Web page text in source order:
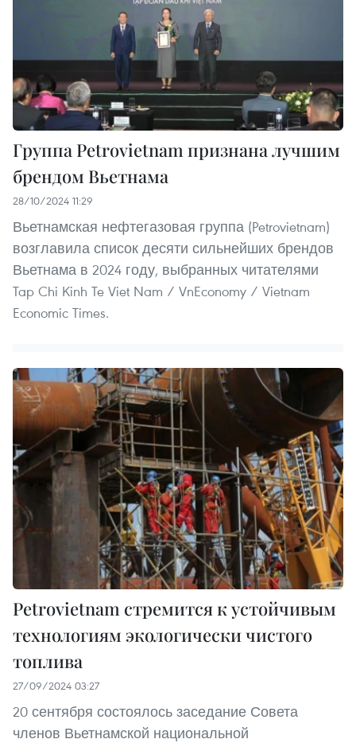
Группа Petrovietnam признана лучшим
брендом Вьетнама
28/10/2024 11:29
Вьетнамская нефтегазовая группа (Petrovietnam)
возглавила список десяти сильнейших брендов
Вьетнама в 2024 году, выбранных читателями
Tap Chi Kinh Te Viet Nam / VnEconomy / Vietnam
Economic Times.
Petrovietnam стремится к устойчивым
технологиям экологически чистого
топлива
27/09/2024 03:27
20 сентября состоялось заседание Совета
членов Вьетнамской национальной